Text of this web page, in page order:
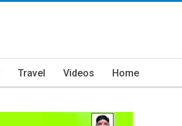
Travel Videos Home